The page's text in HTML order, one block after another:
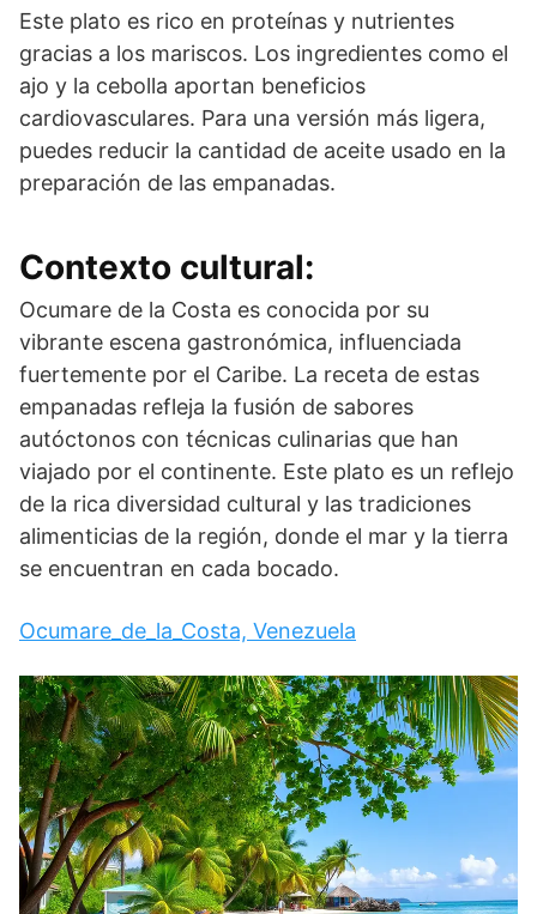
Este plato es rico en proteínas y nutrientes
gracias a los mariscos. Los ingredientes como el
ajo y la cebolla aportan beneficios
cardiovasculares. Para una versión más ligera,
puedes reducir la cantidad de aceite usado en la
preparación de las empanadas.
Contexto cultural:
Ocumare de la Costa es conocida por su
vibrante escena gastronómica, influenciada
fuertemente por el Caribe. La receta de estas
empanadas refleja la fusión de sabores
autóctonos con técnicas culinarias que han
viajado por el continente. Este plato es un reflejo
de la rica diversidad cultural y las tradiciones
alimenticias de la región, donde el mar y la tierra
se encuentran en cada bocado.
Ocumare_de_la_Costa, Venezuela